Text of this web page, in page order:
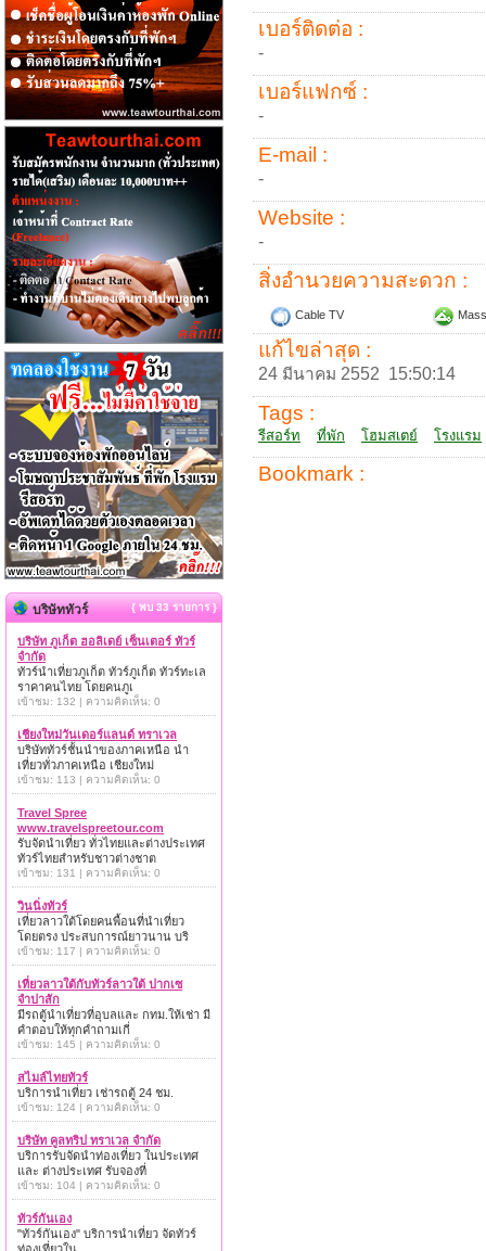
เบอร์ติดต่อ :
-
เบอร์แฟกซ์ :
-
E-mail :
-
Website :
-
สิ่งอำนวยความสะดวก :
Cable TV
แก้ไขล่าสุด :
24 มีนาคม 2552 15:50:14
Tags :
รีสอร์ท ที่พัก โฮมสเตย์ โรงแรม
Bookmark :
บริษัททัวร์ { พบ 33 รายการ }
บริษัท ภูเก็ต ฮอลิเดย์ เซ็นเตอร์ ทัวร์
จำกัด
ทัวร์นำเที่ยวภูเก็ต ทัวร์ภูเก็ต ทัวร์ทะเล
ราคาคนไทย โดยคนภูเ
เข้าชม: 132 | ความคิดเห็น: 0
เชียงใหม่วันเดอร์แลนด์ ทราเวล
บริษัททัวร์ชั้นนำของภาคเหนือ นำ
เที่ยวทั่วภาคเหนือ เชียงใหม่
เข้าชม: 113 | ความคิดเห็น: 0
Travel Spree
www.travelspreetour.com
รับจัดนำเที่ยว ทั่วไทยและต่างประเทศ
ทัวร์ไทยสำหรับชาวต่างชาต
เข้าชม: 131 | ความคิดเห็น: 0
วินนิ่งทัวร์
เที่ยวลาวใต้โดยคนพื้อนที่นำเที่ยว
โดยตรง ประสบการณ์ยาวนาน บริ
เข้าชม: 117 | ความคิดเห็น: 0
เที่ยวลาวใต้กับทัวร์ลาวใต้ ปากเซ
จำปาสัก
มีรถตู้นำเที่ยวที่อุบลและ กทม.ให้เช่า มี
คำตอบให้ทุกคำถามเกี่
เข้าชม: 145 | ความคิดเห็น: 0
สไมล์ไทยทัวร์
บริการนำเที่ยว เช่ารถตู้ 24 ชม.
เข้าชม: 124 | ความคิดเห็น: 0
บริษัท คูลทริป ทราเวล จำกัด
บริการรับจัดนำท่องเที่ยว ในประเทศ
และ ต่างประเทศ รับจองที่
เข้าชม: 104 | ความคิดเห็น: 0
ทัวร์กันเอง
"ทัวร์กันเอง" บริการนำเที่ยว จัดทัวร์